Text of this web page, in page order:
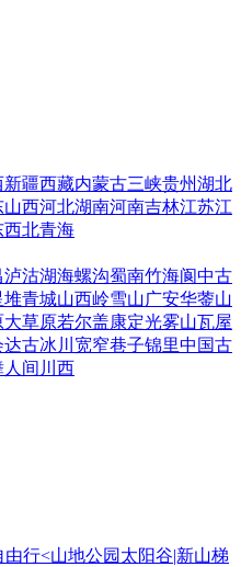
新疆西藏内蒙古三峡贵州湖北
山西河北湖南河南吉林江苏江
西北青海
泸沽湖海螺沟蜀南竹海阆中古
堆青城山西岭雪山广安华蓥山
大草原若尔盖康定光雾山瓦屋
达古冰川 宽窄巷子锦里中国古
间 川西
行<山地公园太阳谷|新山梯